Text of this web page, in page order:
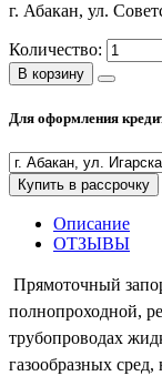
Новости и Акции
Оплата и
Условия
г. Абакан, ул.
Количество:
В корзину
Для оформления
Купить в рассрочку
Описание
ОТЗЫВЫ
Прямоточный
полнопроходной,
трубопроводах
газообразных